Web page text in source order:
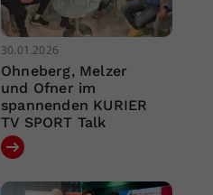
30.01.2026
Ohneberg, Melzer
und Ofner im
spannenden KURIER
TV SPORT Talk